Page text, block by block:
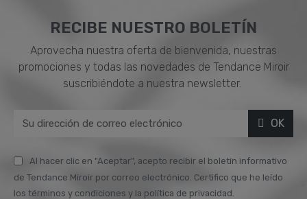
RECIBE NUESTRO BOLETÍN
Aprovecha nuestra oferta de bienvenida, nuestras
promociones y todas las novedades de Tendance Miroir
suscribiéndote a nuestra newsletter.
OK
Al hacer clic en "Aceptar", acepto recibir el boletín informativo
de Tendance Miroir por correo electrónico. Certifico que he leído
los términos y condiciones y la política de privacidad.